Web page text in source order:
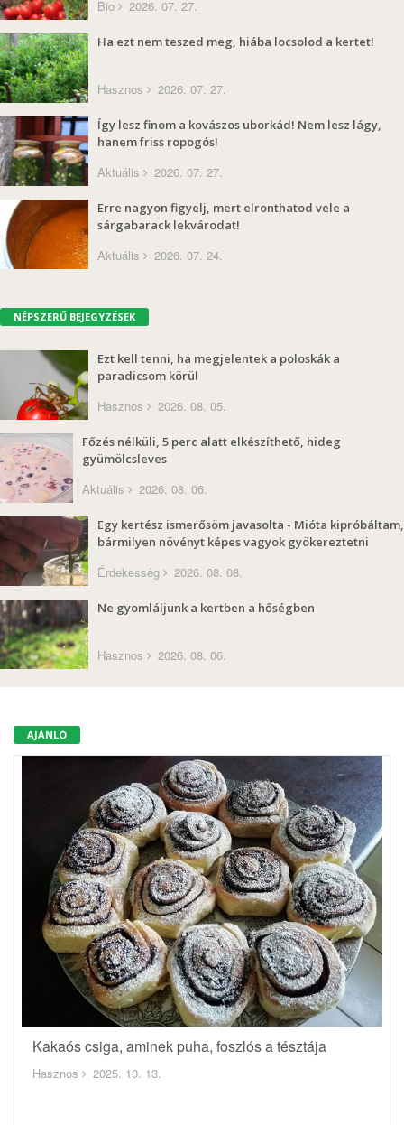
Bio 2026. 07. 27.
Ha ezt nem teszed meg, hiába locsolod a kertet!
Hasznos 2026. 07. 27.
Így lesz finom a kovászos uborkád! Nem lesz lágy,
hanem friss ropogós!
Aktuális 2026. 07. 27.
Erre nagyon figyelj, mert elronthatod vele a
sárgabarack lekvárodat!
Aktuális 2026. 07. 24.
NÉPSZERŰ BEJEGYZÉSEK
Ezt kell tenni, ha megjelentek a poloskák a
paradicsom körül
Hasznos 2026. 08. 05.
Főzés nélküli, 5 perc alatt elkészíthető, hideg
gyümölcsleves
Aktuális 2026. 08. 06.
Egy kertész ismerősöm javasolta - Mióta kipróbáltam,
bármilyen növényt képes vagyok gyökereztetni
Érdekesség 2026. 08. 08.
Ne gyomláljunk a kertben a hőségben
Hasznos 2026. 08. 06.
AJÁNLÓ
Kakaós csiga, aminek puha, foszlós a tésztája
Hasznos 2025. 10. 13.